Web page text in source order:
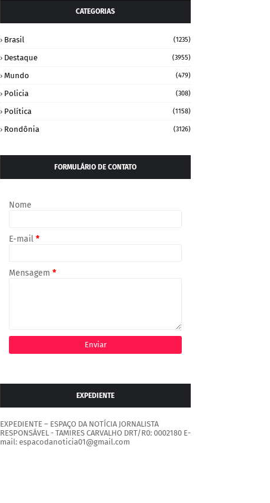
CATEGORIAS
Brasil (1235)
Destaque (3955)
Mundo (479)
Policia (308)
Política (1158)
Rondônia (3126)
FORMULÁRIO DE CONTATO
Nome
E-mail *
Mensagem *
EXPEDIENTE
EXPEDIENTE – ESPAÇO DA NOTÍCIA JORNALISTA
RESPONSÁVEL - TAMIRES CARVALHO DRT/R0: 0002180 E-
mail: espacodanoticia01@gmail.com